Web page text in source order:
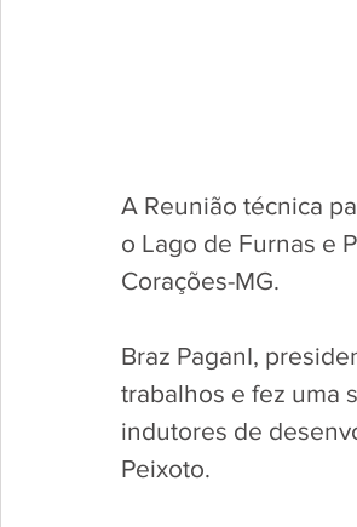
A Reunião técnica
o Lago de Furnas e
Corações-MG.
Braz PaganI,
trabalhos e fez uma
indutores de
Peixoto.